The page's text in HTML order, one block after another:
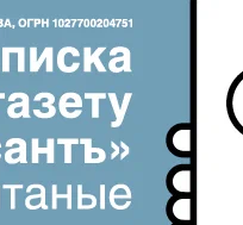
Реклама в «Ъ»